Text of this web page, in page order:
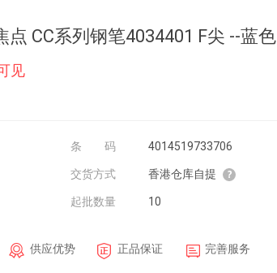
CC系列钢笔4034401 F尖 --蓝色
见
条码 4014519733706
交货方式 香港仓库自提
起批数量 10
供应优势 正品保证 完善服务